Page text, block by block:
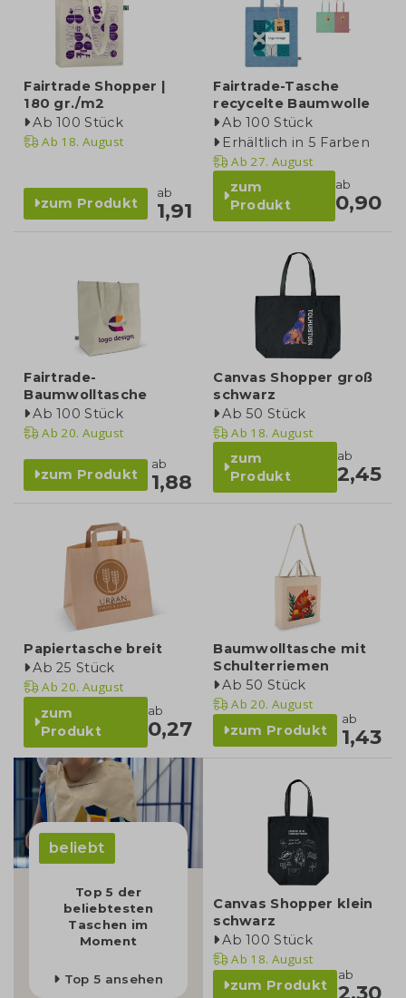
Fairtrade Shopper |
180 gr./m2
Ab 100 Stück
Ab 18. August
zum Produkt
ab
1,91
Fairtrade-Tasche
recycelte Baumwolle
Ab 100 Stück
Erhältlich in 5 Farben
Ab 27. August
zum
Produkt
ab
0,90
Fairtrade-
Baumwolltasche
Ab 100 Stück
Ab 20. August
zum Produkt
ab
1,88
Canvas Shopper groß
schwarz
Ab 50 Stück
Ab 18. August
zum
Produkt
ab
2,45
Papiertasche breit
Ab 25 Stück
Ab 20. August
zum
Produkt
ab
0,27
Baumwolltasche mit
Schulterriemen
Ab 50 Stück
Ab 20. August
zum Produkt
ab
1,43
beliebt
Top 5 der
beliebtesten
Taschen im
Moment
Top 5 ansehen
Canvas Shopper klein
schwarz
Ab 100 Stück
Ab 18. August
zum Produkt
ab
2,30